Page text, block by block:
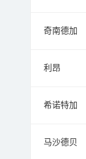
奇南德加
利昂
希诺特加
马沙德贝